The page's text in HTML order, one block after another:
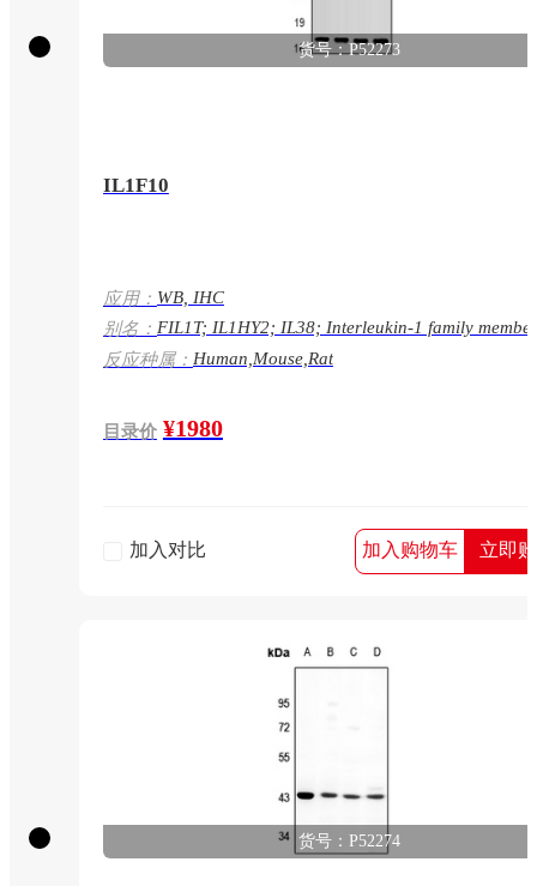
货号：P52273
IL1F10
应用： WB, IHC
别名： FIL1T; IL1HY2; IL38; Interleukin-1 family
IL-1F10; Family of interleukin 1-theta; FIL1 theta;
Interleukin-1 HY2; IL-1HY2; Interleukin-1 theta;
反应种属： Human,Mouse,Rat
目录价 ¥1980
加入对比 加入购物车 立即
货号：P52274